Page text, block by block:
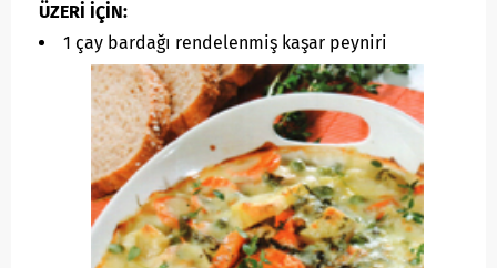
ÜZERİ İÇİN:
1 çay bardağı rendelenmiş kaşar peyniri